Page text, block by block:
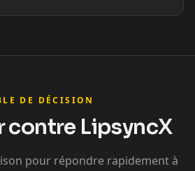
Cartoon 02 Cartoon 03
Pet Host 01 Pet Host 02
Pet Host 04 Pet Host 05
DE DÉCISION
contre LipsyncX
pour répondre rapidement à